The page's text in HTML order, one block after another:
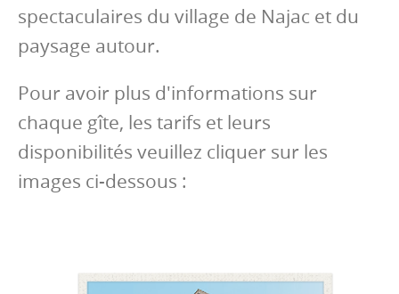
spectaculaires du village de Najac et du
paysage autour.
Pour avoir plus d'informations sur
chaque gîte, les tarifs et leurs
disponibilités veuillez cliquer sur les
images ci-dessous :